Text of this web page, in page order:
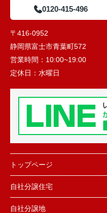
0120-415-496
〒416-0952
静岡県富士市青葉町572
営業時間： 10:00~19:00
定休日： 水曜日
トップページ
自社分譲住宅
自社分譲地